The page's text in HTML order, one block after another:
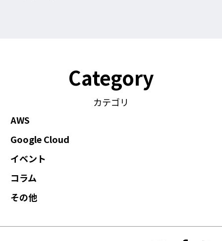
Category
カテゴリ
AWS
Google Cloud
イベント
コラム
その他